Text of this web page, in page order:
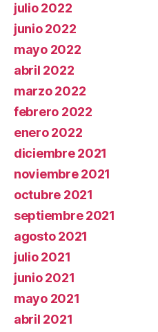
julio 2022
junio 2022
mayo 2022
abril 2022
marzo 2022
febrero 2022
enero 2022
diciembre 2021
noviembre 2021
octubre 2021
septiembre 2021
agosto 2021
julio 2021
junio 2021
mayo 2021
abril 2021